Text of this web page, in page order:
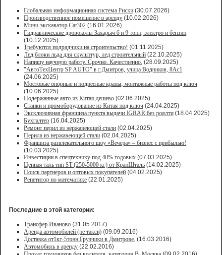
Глобальная информационная система Риски (30.07.2026)
Производственное помещение в аренду (10.02.2026)
Мини-экскаватор Cat302 (16.01.2026)
Гидравлические дровоколы Захарыч 6 и 9 тонн, электро и бензин
(10.12.2025)
Требуются подрядчики на строительство! (01.11.2025)
Лед,блоки льда для скульптур, лед строительный (22.10.2025)
Напишу научную работу. Срочно. Качественно. (28.09.2025)
"АвтоТехЦентр SP AUTO" в г.Дмитров, улица Водников, 8Ас1
(24.06.2025)
Мостовые опорные и подвесные краны, монтажные работы под ключ
(10.06.2025)
Подержанные авто из Китая дешево (02.06.2025)
Станки и промоборудование из Китая под ключ (24.04.2025)
Эксклюзивная франшиза пункта выдачи IGRAR без роялти (18.04.2025)
Бухгалтер (16.04.2025)
Ремонт перил из нержавеющей стали (02.04.2025)
Перила из нержавеющей стали (02.04.2025)
Франшиза развлекательного шоу «Вечера» – бизнес с прибылью!
(10.03.2025)
Инвестиции в спецтехнику под 40% годовых (07.03.2025)
Цепная таль тип ST (250-5000 кг) от КранШталь (14.02.2025)
Поиск партнеров и оптовых покупателей (04.02.2025)
Репетитор по математике (22.01.2025)
Последние в этой категории:
Трансфер Иваново (31.05.2017)
Аренда автомобилей (не такси) (09.09.2016)
Доставка от1кг-5тонн.Грузчики в Дмитрове. (16.03.2016)
Автомобиль в аренду (22.02.2016)